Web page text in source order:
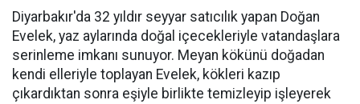
Diyarbakır'da 32 yıldır seyyar satıcılık yapan Doğan
Evelek, yaz aylarında doğal içecekleriyle vatandaşlara
serinleme imkanı sunuyor. Meyan kökünü doğadan
kendi elleriyle toplayan Evelek, kökleri kazıp
çıkardıktan sonra eşiyle birlikte temizleyip işleyerek